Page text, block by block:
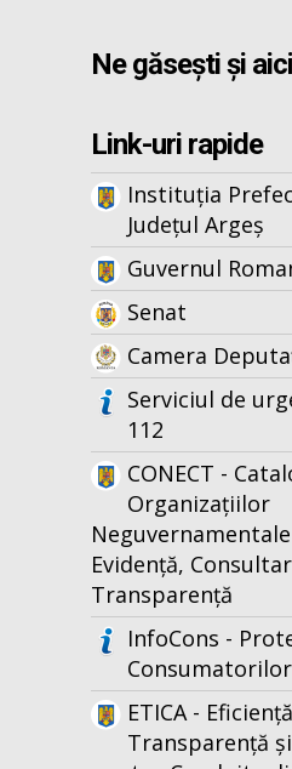
Ne găsești și aici
Link-uri rapide
Instituția
Județul Argeș
Guvernul
Senat
Camera
Serviciul de
112
CONECT -
Organizațiilor
Evidență,
Transparență
InfoCons -
Consumatorilor
ETICA -
Transparență